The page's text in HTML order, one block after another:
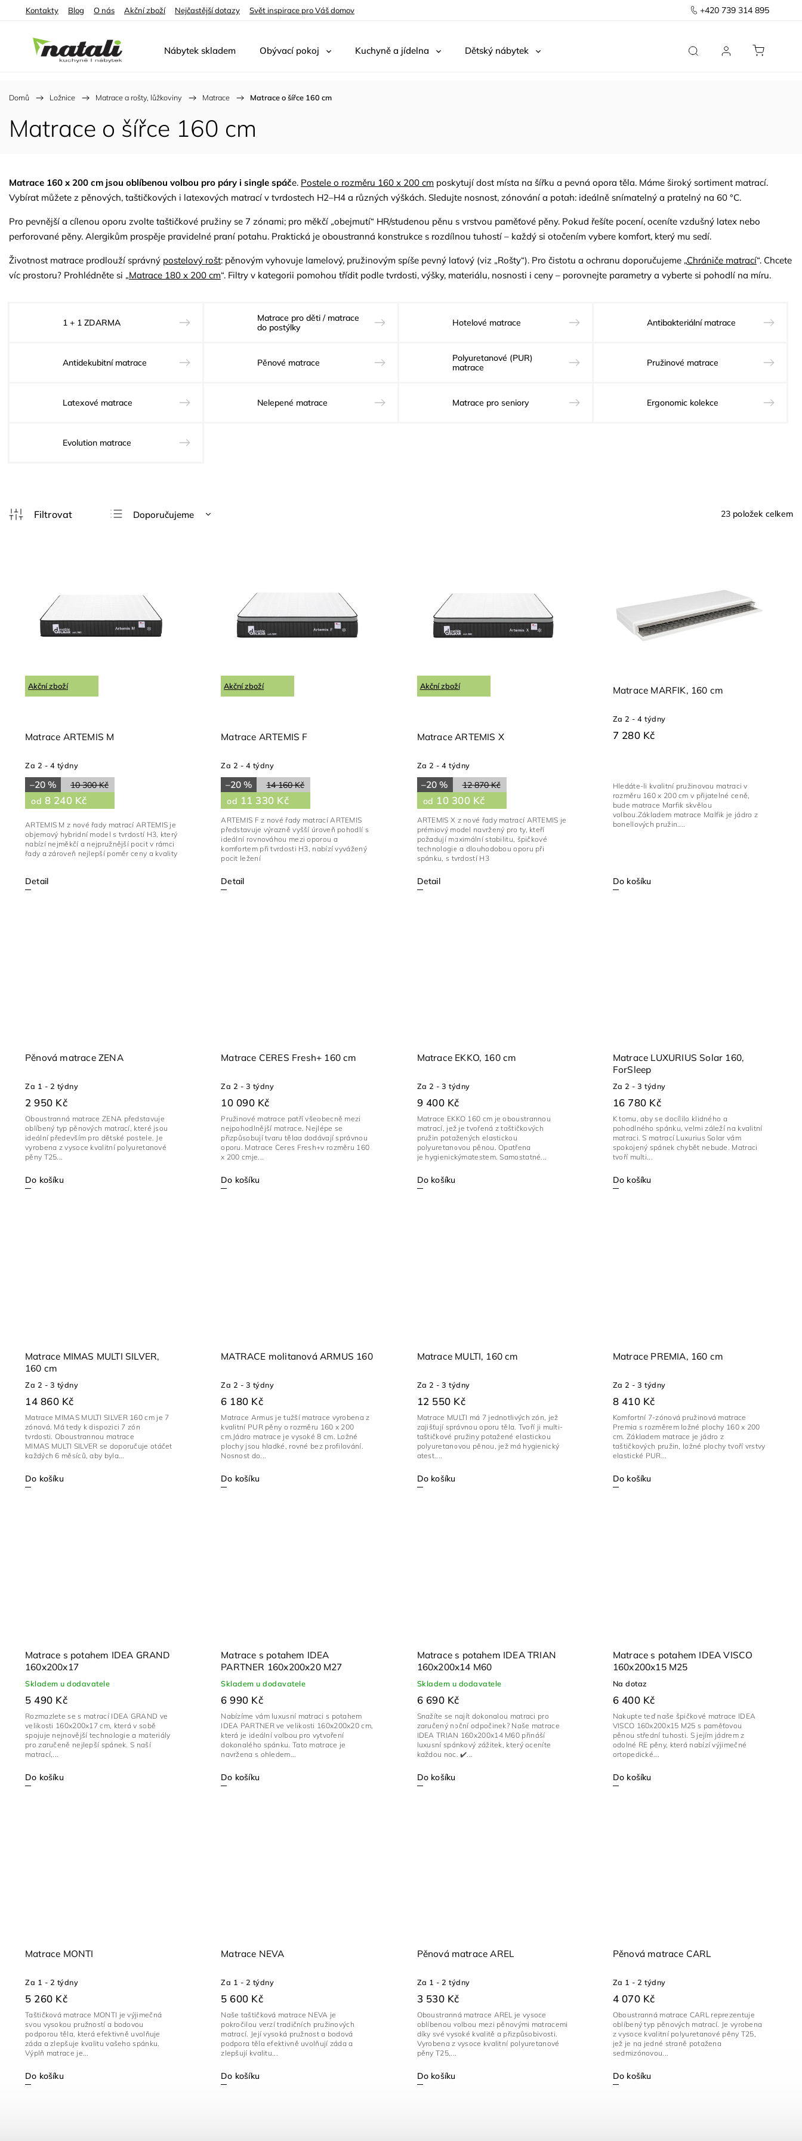
+420 739 314 895
Kontakty Blog O nás Akční zboží Nejčastější dotazy Svět inspirace pro Váš domov
Nábytek skladem Obývací pokoj Kuchyně a jídelna Dětský nábytek Předsíň
Domů / Ložnice / Matrace a rošty, lůžkoviny / Matrace / Matrace o šířce 160 cm
Matrace o šířce 160 cm
Matrace 160 x 200 cm jsou oblíbenou volbou pro páry i single spáče. Postele o rozměru 160 x 200 cm poskytují dost místa na šířku a pevná opora těla. Máme široký sortiment matrací.
Vybírat můžete z pěnových, taštičkových i latexových matrací v tvrdostech H2–H4 a různých výškách. Sledujte nosnost, zónování a potah: ideálně snímatelný a pratelný na 60 °C.
Pro pevnější a cílenou oporu zvolte taštičkové pružiny se 7 zónami; pro měkčí „obejmutí“ HR/studenou pěnu s vrstvou paměťové pěny. Pokud řešíte pocení, oceníte vzdušný latex nebo
perforované pěny. Alergikům prospěje pravidelné praní potahu. Praktická je oboustranná konstrukce s rozdílnou tuhostí – každý si otočením vybere komfort, který mu sedí.
Životnost matrace prodlouží správný postelový rošt: pěnovým vyhovuje lamelový, pružinovým spíše pevný laťový (viz „Rošty“). Pro čistotu a ochranu doporučujeme „Chrániče matrací“. Chcete
víc prostoru? Prohlédněte si „Matrace 180 x 200 cm“. Filtry v kategorii pomohou třídit podle tvrdosti, výšky, materiálu, nosnosti i ceny – porovnejte parametry a vyberte si pohodlí na míru.
1 + 1 ZDARMA
Matrace pro děti / matrace
do postýlky
Hotelové matrace Antibakteriální matrace
Antidekubitní matrace Pěnové matrace
Polyuretanové (PUR)
matrace
Pružinové matrace
Latexové matrace Nelepené matrace Matrace pro seniory Ergonomic kolekce
Evolution matrace
Doporučujeme
23 položek celkem
Akční zboží
Matrace ARTEMIS M
Za 2 - 4 týdny
10 300 Kč
–20 %
od 8 240 Kč
Detail
ARTEMIS M z nové řady matrací ARTEMIS je
objemový hybridní model s tvrdostí H3, který
nabízí nejměkčí a nejpružnější pocit v rámci
řady a zároveň nejlepší poměr ceny a kvality
Akční zboží
Matrace ARTEMIS F
Za 2 - 4 týdny
14 160 Kč
–20 %
od 11 330 Kč
Detail
ARTEMIS F z nové řady matrací ARTEMIS
představuje výrazně vyšší úroveň pohodlí s
ideální rovnováhou mezi oporou a
komfortem při tvrdosti H3, nabízí vyvážený
pocit ležení
Akční zboží
Matrace ARTEMIS X
Za 2 - 4 týdny
12 870 Kč
–20 %
od 10 300 Kč
Detail
ARTEMIS X z nové řady matrací ARTEMIS je
prémiový model navržený pro ty, kteří
požadují maximální stabilitu, špičkové
technologie a dlouhodobou oporu při
spánku, s tvrdostí H3
Matrace MARFIK, 160 cm
Za 2 - 4 týdny
7 280 Kč
Do košíku
Hledáte-li kvalitní pružinovou matraci v
rozměru 160 x 200 cm v přijatelné ceně,
bude matrace Marfik skvělou
volbou.Základem matrace Malfik je jádro z
bonellových pružin....
Pěnová matrace ZENA
Za 1 - 2 týdny
2 950 Kč
Do košíku
Oboustranná matrace ZENA představuje
oblíbený typ pěnových matrací, které jsou
ideální především pro dětské postele. Je
vyrobena z vysoce kvalitní polyuretanové
pěny T25...
Matrace CERES Fresh+ 160 cm
Za 2 - 3 týdny
10 090 Kč
Do košíku
Pružinové matrace patří všeobecně mezi
nejpohodlnější matrace. Nejlépe se
přizpůsobují tvaru tělaa dodávají správnou
oporu. Matrace Ceres Fresh+v rozměru 160
x 200 cmje...
Matrace EKKO, 160 cm
Za 2 - 3 týdny
9 400 Kč
Do košíku
Matrace EKKO 160 cm je oboustrannou
matrací, jež je tvořená z taštičkových
pružin potažených elastickou
polyuretanovou pěnou. Opatřena
je hygienickýmatestem. Samostatné...
Matrace LUXURIUS Solar 160,
ForSleep
Za 2 - 3 týdny
16 780 Kč
Do košíku
K tomu, aby se docílilo klidného a
pohodlného spánku, velmi záleží na kvalitní
matraci. S matrací Luxurius Solar vám
spokojený spánek chybět nebude. Matraci
tvoří multi...
Matrace MIMAS MULTI SILVER,
160 cm
Za 2 - 3 týdny
14 860 Kč
Do košíku
Matrace MIMAS MULTI SILVER 160 cm je 7
zónová. Má tedy k dispozici 7 zón
tvrdosti. Oboustrannou matrace
MIMAS MULTI SILVER se doporučuje otáčet
každých 6 měsíců, aby byla...
MATRACE molitanová ARMUS 160
Za 2 - 3 týdny
6 180 Kč
Do košíku
Matrace Armus je tužší matrace vyrobena z
kvalitní PUR pěny o rozměru 160 x 200
cm.Jádro matrace je vysoké 8 cm. Ložné
plochy jsou hladké, rovné bez profilování.
Nosnost do...
Matrace MULTI, 160 cm
Za 2 - 3 týdny
12 550 Kč
Do košíku
Matrace MULTI má 7 jednotlivých zón, jež
zajišťují správnou oporu těla. Tvoří ji multi-
taštičkové pružiny potažené elastickou
polyuretanovou pěnou, jež má hygienický
atest....
Matrace PREMIA, 160 cm
Za 2 - 3 týdny
8 410 Kč
Do košíku
Komfortní 7-zónová pružinová matrace
Premia s rozměrem ložné plochy 160 x 200
cm. Základem matrace je jádro z
taštičkových pružin, ložné plochy tvoří vrstvy
elastické PUR...
Matrace s potahem IDEA GRAND
160x200x17
Skladem u dodavatele
5 490 Kč
Do košíku
Rozmazlete se s matrací IDEA GRAND ve
velikosti 160x200x17 cm, která v sobě
spojuje nejnovější technologie a materiály
pro zaručeně nejlepší spánek. S naší
matrací,...
Matrace s potahem IDEA
PARTNER 160x200x20 M27
Skladem u dodavatele
6 990 Kč
Do košíku
Nabízíme vám luxusní matraci s potahem
IDEA PARTNER ve velikosti 160x200x20 cm,
která je ideální volbou pro vytvoření
dokonalého spánku. Tato matrace je
navržena s ohledem...
Matrace s potahem IDEA TRIAN
160x200x14 M60
Skladem u dodavatele
6 690 Kč
Do košíku
Snažíte se najít dokonalou matraci pro
zaručený noční odpočinek? Naše matrace
IDEA TRIAN 160x200x14 M60 přináší
luxusní spánkový zážitek, který oceníte
každou noc. ✔️...
Matrace s potahem IDEA VISCO
160x200x15 M25
Na dotaz
6 400 Kč
Do košíku
Nakupte teď naše špičkové matrace IDEA
VISCO 160x200x15 M25 s paměťovou
pěnou střední tuhosti. S jejím jádrem z
odolné RE pěny, která nabízí výjimečné
ortopedické...
Matrace MONTI
Za 1 - 2 týdny
5 260 Kč
Do košíku
Taštičková matrace MONTI je výjimečná
svou vysokou pružností a bodovou
podporou těla, která efektivně uvolňuje
záda a zlepšuje kvalitu vašeho spánku.
Výplň matrace je...
Matrace NEVA
Za 1 - 2 týdny
5 600 Kč
Do košíku
Naše taštičková matrace NEVA je
pokročilou verzí tradičních pružinových
matrací. Její vysoká pružnost a bodová
podpora těla efektivně uvolňují záda a
zlepšují kvalitu...
Pěnová matrace AREL
Za 1 - 2 týdny
3 530 Kč
Do košíku
Oboustranná matrace AREL je vysoce
oblíbenou volbou mezi pěnovými matracemi
díky své vysoké kvalitě a přizpůsobivosti.
Vyrobena z vysoce kvalitní polyuretanové
pěny T25,...
Pěnová matrace CARL
Za 1 - 2 týdny
4 070 Kč
Do košíku
Oboustranná matrace CARL reprezentuje
oblíbený typ pěnových matrací. Je vyrobena
z vysoce kvalitní polyuretanové pěny T25,
jež je na jedné straně potažena
sedmizónovou...